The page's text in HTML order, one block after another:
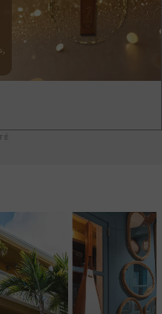
cette mini-galerie, qui n’a
trésors autant pour les
pour sûr une pièce qui